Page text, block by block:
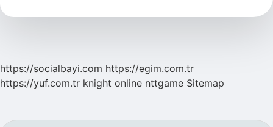
Şahit
https://socialbayi.com https://egim.com.tr
https://yuf.com.tr knight online nttgame Sitemap